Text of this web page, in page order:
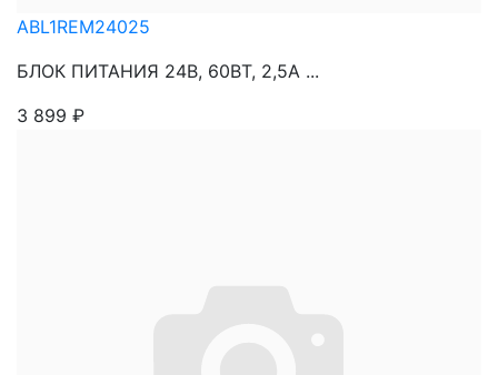
ABL1REM24025
БЛОК ПИТАНИЯ 24В, 60ВТ, 2,5А ...
3 899 ₽